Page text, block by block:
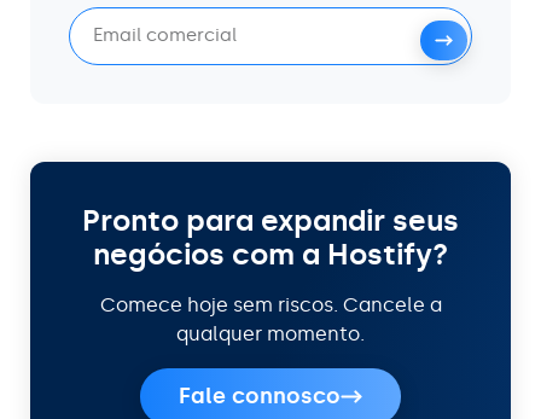
Pronto para expandir seus
negócios com a Hostify?
Comece hoje sem riscos. Cancele a
qualquer momento.
Fale connosco